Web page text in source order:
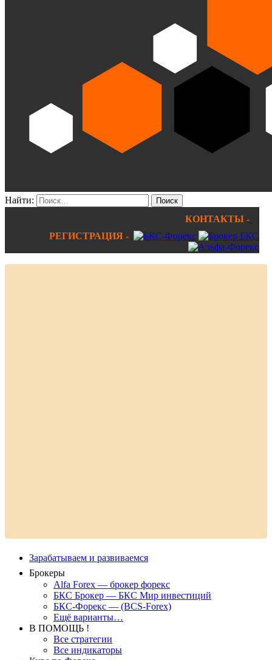
Найти:
КОНТАКТЫ -
РЕГИСТРАЦИЯ -
Зарабатываем и развиваемся
Брокеры
Alfa Forex — брокер форекс
БКС Брокер — БКС Мир инвестиций
БКС-Форекс — (BCS-Forex)
Ещё варианты…
В ПОМОЩЬ !
Все стратегии
Все индикаторы